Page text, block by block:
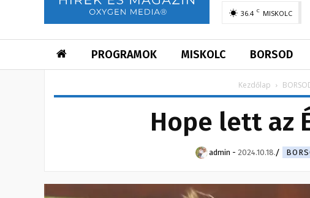
36.4 C MISKOLC
PROGRAMOK MISKOLC BORSOD
Kezdőlap
Hope lett az
admin - 2024.10.18.